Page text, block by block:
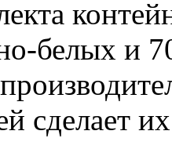
белых и
сделает